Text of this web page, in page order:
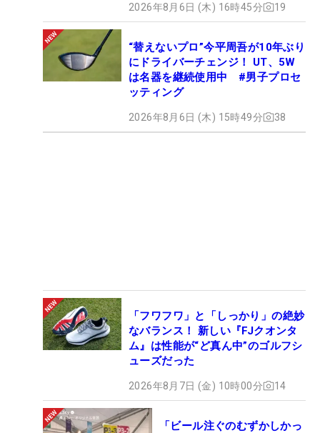
2026年8月6日 (木) 16時45分 19
“替えないプロ”今平周吾が10年ぶり
にドライバーチェンジ！ UT、5W
は名器を継続使用中 #男子プロセ
ッティング
2026年8月6日 (木) 15時49分 38
「フワフワ」と「しっかり」の絶妙
なバランス！ 新しい『FJクオンタ
ム』は性能が“ど真ん中”のゴルフシ
ューズだった
2026年8月7日 (金) 10時00分 14
「ビール注ぐのむずかしかっ